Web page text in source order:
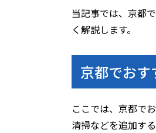
当記事では、京都
く解説します。
京都でお
ここでは、京都で
清掃などを追加す